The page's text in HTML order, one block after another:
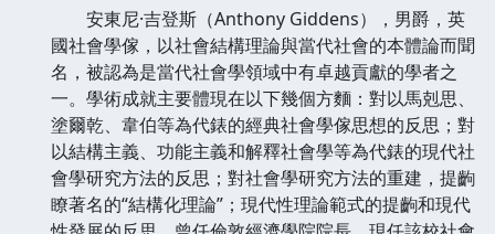
安東尼·吉登斯（Anthony Giddens），男爵，英
國社會學傢，以社會結構理論與當代社會的本體論而聞
名，被認為是當代社會學領域中有卓越貢獻的學者之
一。學術成就主要體現在以下幾個方麵：對以馬剋思、
塗爾乾、韋伯等為代錶的經典社會學傢思想的反思；對
以結構主義、功能主義和解釋社會學等為代錶的現代社
會學研究方法的反思；對社會學研究方法的重建，提齣
瞭著名的“結構化理論”；現代性理論範式的提齣和現代